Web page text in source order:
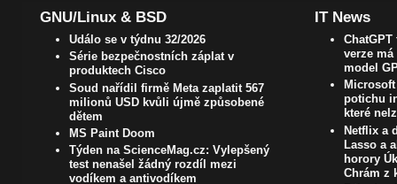
GNU/Linux & BSD
Událo se v týdnu 32/2026
Série bezpečnostních záplat v
produktech Cisco
Soud nařídil firmě Meta zaplatit 567
milionů USD kvůli újmě způsobené
dětem
MS Paint Doom
Týden na ScienceMag.cz: Vylepšený
test nenašel žádný rozdíl mezi
vodíkem a antivodíkem
IT News
verze
model
potichu
které
Netflix a
Lasso a
horory
Chrám z